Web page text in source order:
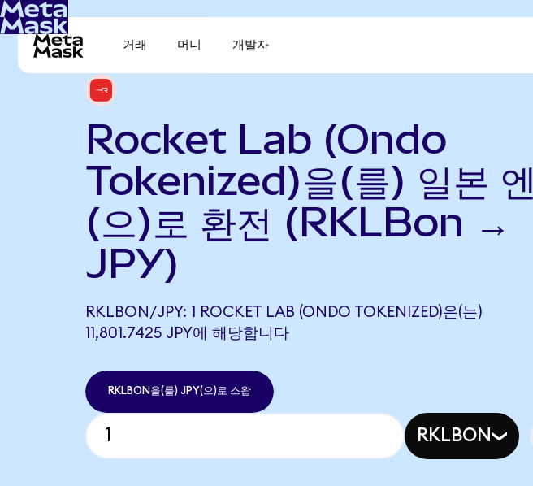
거래 머니 개발자
Rocket Lab (Ondo
Tokenized)을(를) 일본 엔
(으)로 환전 (RKLBon →
JPY)
RKLBON/JPY: 1 ROCKET LAB (ONDO TOKENIZED)은(는)
11,801.7425 JPY에 해당합니다
RKLBON을(를) JPY(으)로 스왑
RKLBON